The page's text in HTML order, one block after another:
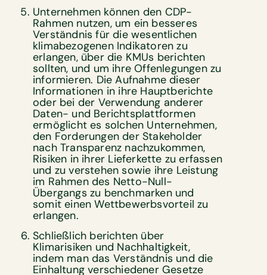
Unternehmen können den CDP-
Rahmen nutzen, um ein besseres
Verständnis für die wesentlichen
klimabezogenen Indikatoren zu
erlangen, über die KMUs berichten
sollten, und um ihre Offenlegungen zu
informieren. Die Aufnahme dieser
Informationen in ihre Hauptberichte
oder bei der Verwendung anderer
Daten- und Berichtsplattformen
ermöglicht es solchen Unternehmen,
den Forderungen der Stakeholder
nach Transparenz nachzukommen,
Risiken in ihrer Lieferkette zu erfassen
und zu verstehen sowie ihre Leistung
im Rahmen des Netto-Null-
Übergangs zu benchmarken und
somit einen Wettbewerbsvorteil zu
erlangen.
Schließlich berichten über
Klimarisiken und Nachhaltigkeit,
indem man das Verständnis und die
Einhaltung verschiedener Gesetze